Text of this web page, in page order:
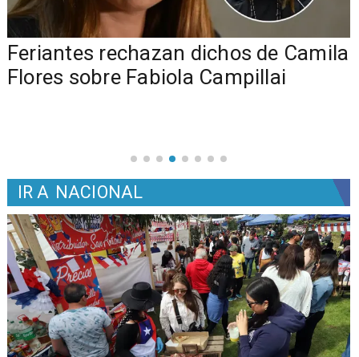
Feriantes rechazan dichos de Camila
Flores sobre Fabiola Campillai
IR A NACIONAL